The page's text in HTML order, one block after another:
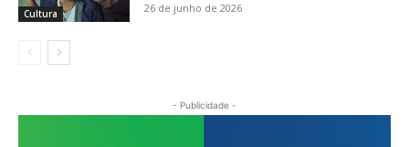
Cultura 26 de junho de 2026
- Publicidade -